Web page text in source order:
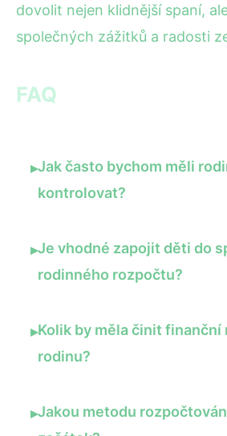
dovolit nejen klidnější spaní,
společných zážitků a radosti
FAQ
▸Jak často bychom měli
kontrolovat?
▸Je vhodné zapojit děti do
rodinného rozpočtu?
▸Kolik by měla činit finanční
rodinu?
▸Jakou metodu